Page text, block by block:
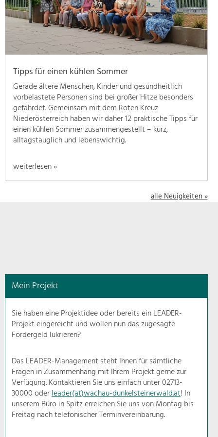
geben
wir
hier
eine
Übersicht
unsere
Themenschwerpunkte.
Für
mehr
Informationen
einfach
das
schon
Natur- &
Landschaftsschutz
Pflege, Regulierung und
Weiterentwicklung.
Ortsbild, Baukultur und nachhaltiges
Siedlungswesen.
Land- & Forstwirtschaft
Bewirtschaftung und Pflege der
Kulturlandschaft.
Tipps für einen kühlen Sommer
Gerade ältere Menschen, Kinder und gesundheitlich
vorbelastete Personen sind bei großer Hitze besonders
gefährdet. Gemeinsam mit dem Roten Kreuz
Niederösterreich haben wir daher 12 praktische Tipps für
einen kühlen Sommer zusammengestellt – kurz,
alltagstauglich und lebenswichtig.
weiterlesen »
alle Neuigkeiten »
Mein Projekt
Sie haben eine Projektidee oder bereits ein LEADER-
Projekt eingereicht und wollen nun das zugesagte
Fördergeld lukrieren?
Das LEADER-Management steht Ihnen für sämtliche
Fragen in Zusammenhang mit Ihrem Projekt gerne zur
Verfügung. Kontaktieren Sie uns einfach unter 02713-
30000 oderleader(at)wachau-dunkelsteinerwald.at! In
unserem Büro in Spitz erreichen Sie uns von Montag bis
Freitag nach telefonischer Terminvereinbarung.